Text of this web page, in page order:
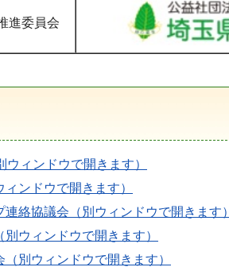
進委員会
ィンドウで開きます）
ンドウで開きます）
絡協議会（別ウィンドウで開きます）
ウィンドウで開きます）
別ウィンドウで開きます）